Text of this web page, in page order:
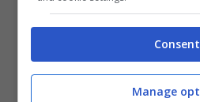
Ecco di quali si tratta:
Materiale
gli incendi sono
Consent
Manage